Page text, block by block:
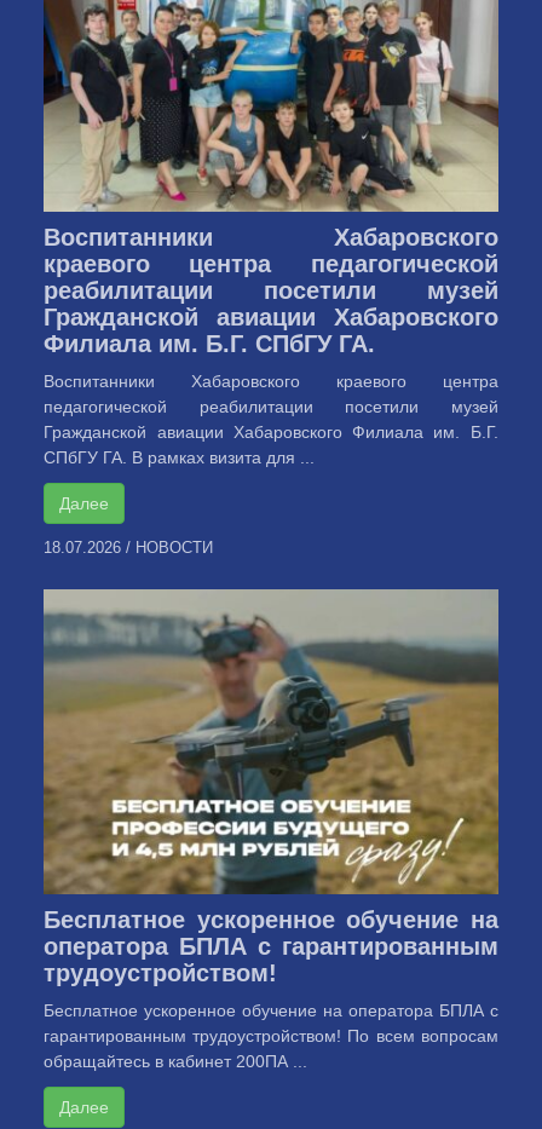
Воспитанники Хабаровского
краевого центра педагогической
реабилитации посетили музей
Гражданской авиации Хабаровского
Филиала им. Б.Г. СПбГУ ГА.
Воспитанники Хабаровского краевого центра
педагогической реабилитации посетили музей
Гражданской авиации Хабаровского Филиала им. Б.Г.
СПбГУ ГА. В рамках визита для ...
Далее
18.07.2026 / НОВОСТИ
Бесплатное ускоренное обучение на
оператора БПЛА с гарантированным
трудоустройством!
Бесплатное ускоренное обучение на оператора БПЛА с
гарантированным трудоустройством! По всем вопросам
обращайтесь в кабинет 200ПА ...
Далее